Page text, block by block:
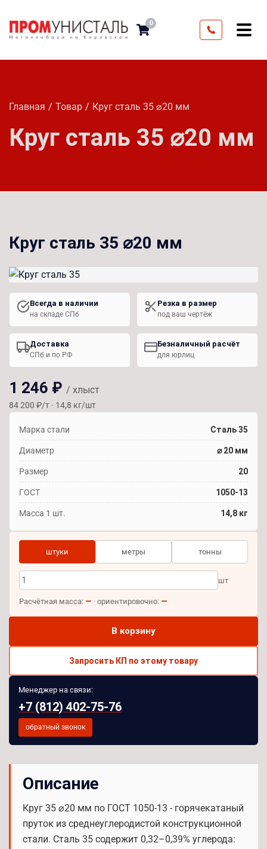
0
Главная Товар Круг сталь 35 ⌀20 мм
Круг сталь 35 ⌀20 мм
Круг сталь 35 ⌀20 мм
Всегда в наличии
на складе СПб
Резка в размер
под ваш чертёж
Доставка
СПб и по РФ
Безналичный расчёт
для юрлиц
1 246 ₽ / хлыст
84 200 ₽/т · 14,8 кг/шт
Марка стали Сталь 35
Диаметр ⌀ 20 мм
Размер 20
ГОСТ 1050-13
Масса 1 шт. 14,8 кг
штуки метры тонны
шт
Расчётная масса: — · ориентировочно: —
В корзину
Запросить КП по этому товару
Менеджер на связи:
+7 (812) 402-75-76
обратный звонок
Описание
Круг 35 ⌀20 мм по ГОСТ 1050-13 - горячекатаный
пруток из среднеуглеродистой конструкционной
стали. Сталь 35 содержит 0,32–0,39% углерода: